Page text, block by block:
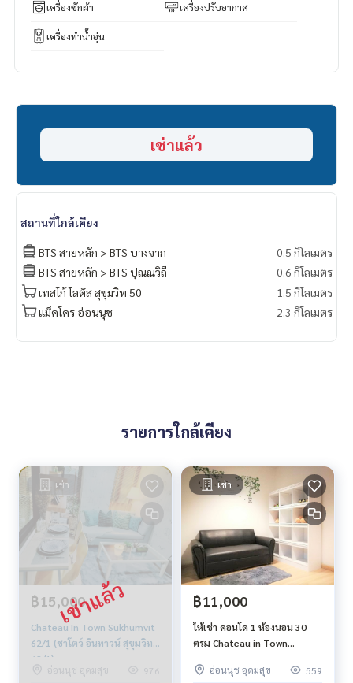
low-rise 8 Fl.
7thFl.
1br 1bath
1balcony
2 A/C
ness, steam
nearby places
fresh market, The Line Shopping Mall, Anglo Singapore Inte
rnational
school and Express way
เครื่องซักผ้า เครื่องปรับอากาศ
เครื่องทำน้ำอุ่น
เช่าแล้ว
สถานที่ใกล้เคียง
BTS สายหลัก > BTS บางจาก
0.5 กิโลเมตร
BTS สายหลัก > BTS ปุณณวิถี
0.6 กิโลเมตร
เทสโก้ โลตัส สุขุมวิท 50
1.5 กิโลเมตร
แม็คโคร อ่อนนุช
2.3 กิโลเมตร
รายการใกล้เคียง
เช่า
฿15,000
Chateau In Town Sukhumvit
62/1 (ชาโตว์ อินทาวน์ สุขุมวิท
62/1)
อ่อนนุช อุดมสุข
976
เช่า
฿11,000
ให้เช่า คอนโด 1 ห้องนอน 30
ตรม Chateau in Town
บางจาก BTS ปุณณวิถี ทางด่วน
อ่อนนุช อุดมสุข 559